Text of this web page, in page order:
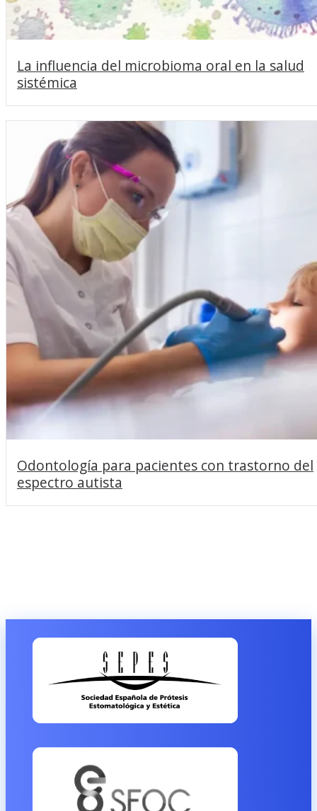
La influencia del microbioma oral en la salud
sistémica
Odontología para pacientes con trastorno del
espectro autista